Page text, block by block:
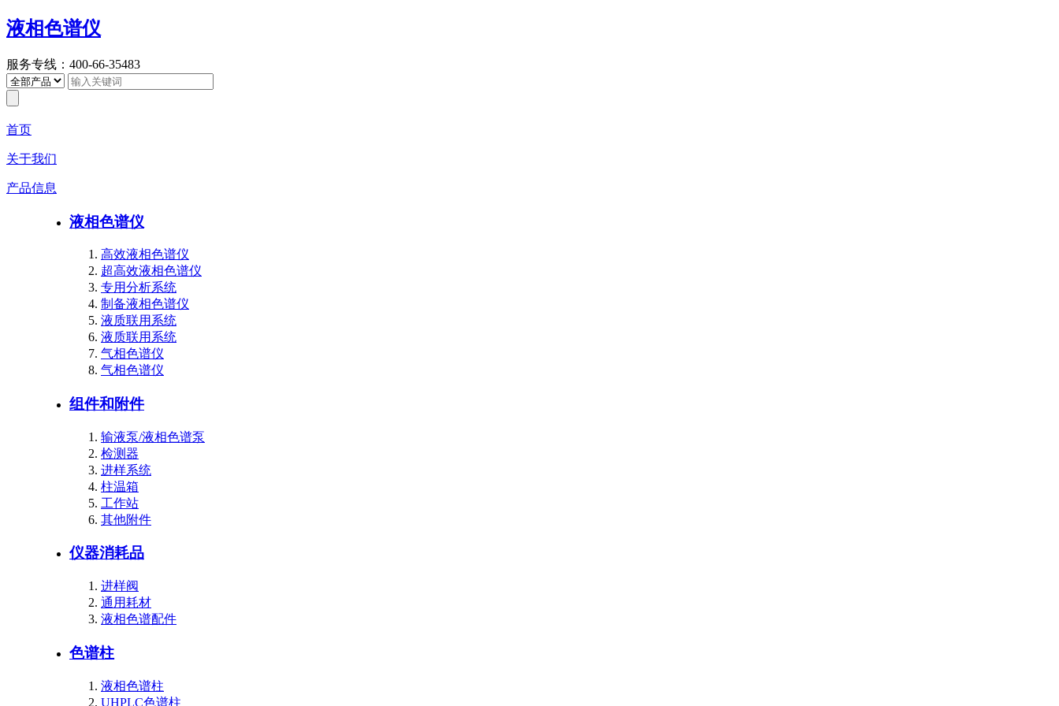
液相色谱仪
服务专线：400-66-35483
首页
关于我们
产品信息
液相色谱仪
高效液相色谱仪
超高效液相色谱仪
专用分析系统
制备液相色谱仪
液质联用系统
液质联用系统
气相色谱仪
气相色谱仪
组件和附件
输液泵/液相色谱泵
检测器
进样系统
柱温箱
工作站
其他附件
仪器消耗品
进样阀
通用耗材
液相色谱配件
色谱柱
液相色谱柱
UHPLC色谱柱